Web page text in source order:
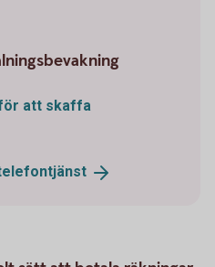
för att skaffa